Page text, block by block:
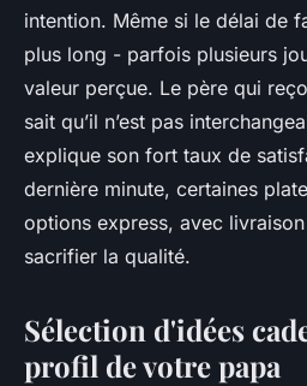
intention. Même si le délai de
plus long - parfois plusieurs
valeur perçue. Le père qui
sait qu’il n’est pas
explique son fort taux de
dernière minute, certaines
options express, avec
sacrifier la qualité.
Sélection d'idées
profil de votre papa